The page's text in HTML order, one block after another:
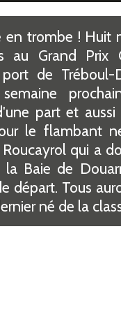
en trombe ! Huit
au Grand Prix
de Tréboul-
part et
le flambant
qui a
Baie de
départ. Tous
né de la